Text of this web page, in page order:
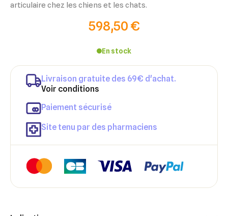
articulaire chez les chiens et les chats.
598,50 €
En stock
Livraison gratuite des 69€ d'achat.
Voir conditions
Paiement sécurisé
Site tenu par des pharmaciens
Créer une liste d'envies
Connexion